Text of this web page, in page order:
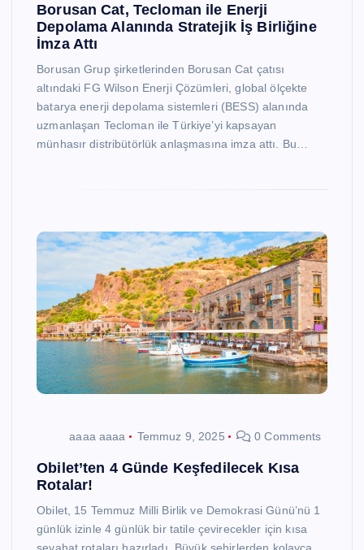
Borusan Cat, Tecloman ile Enerji
Depolama Alanında Stratejik İş Birliğine
İmza Attı
Borusan Grup şirketlerinden Borusan Cat çatısı
altındaki FG Wilson Enerji Çözümleri, global ölçekte
batarya enerji depolama sistemleri (BESS) alanında
uzmanlaşan Tecloman ile Türkiye’yi kapsayan
münhasır distribütörlük anlaşmasına imza attı. Bu…
aaaa aaaa Temmuz 9, 2025 0 Comments
Obilet’ten 4 Günde Keşfedilecek Kısa
Rotalar!
Obilet, 15 Temmuz Milli Birlik ve Demokrasi Günü’nü 1
günlük izinle 4 günlük bir tatile çevirecekler için kısa